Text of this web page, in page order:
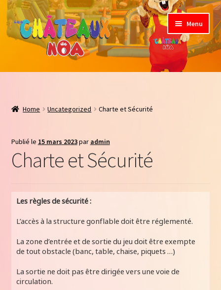
Menu
Jeux Gonflable
Contact
Home Uncategorized Charte et Sécurité
Publié le 15 mars 2023par admin
Charte et Sécurité
Les règles de sécurité :
L’accès à la structure gonflable doit être réglementé.
La zone d’entrée et de sortie du jeu doit être exempte
de tout obstacle (banc, table, chaise, piquets …)
La sortie ne doit pas être dirigée vers une voie de
circulation.